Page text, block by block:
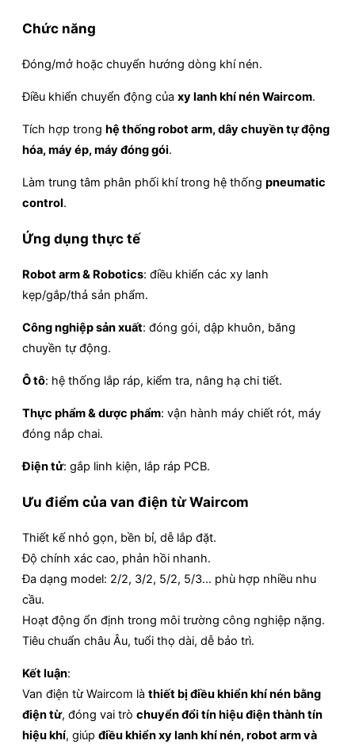
Chức năng
Đóng/mở hoặc chuyển hướng dòng khí nén.
Điều khiển chuyển động của xy lanh khí nén Waircom.
Tích hợp trong hệ thống robot arm, dây chuyền tự động
hóa, máy ép, máy đóng gói.
Làm trung tâm phân phối khí trong hệ thống pneumatic
control.
Ứng dụng thực tế
Robot arm & Robotics: điều khiển các xy lanh
kẹp/gắp/thả sản phẩm.
Công nghiệp sản xuất: đóng gói, dập khuôn, băng
chuyền tự động.
Ô tô: hệ thống lắp ráp, kiểm tra, nâng hạ chi tiết.
Thực phẩm & dược phẩm: vận hành máy chiết rót, máy
đóng nắp chai.
Điện tử: gắp linh kiện, lắp ráp PCB.
Ưu điểm của van điện từ Waircom
Thiết kế nhỏ gọn, bền bỉ, dễ lắp đặt.
Độ chính xác cao, phản hồi nhanh.
Đa dạng model: 2/2, 3/2, 5/2, 5/3… phù hợp nhiều nhu
cầu.
Hoạt động ổn định trong môi trường công nghiệp nặng.
Tiêu chuẩn châu Âu, tuổi thọ dài, dễ bảo trì.
Kết luận:
Van điện từ Waircom là thiết bị điều khiển khí nén bằng
điện từ, đóng vai trò chuyển đổi tín hiệu điện thành tín
hiệu khí, giúp điều khiển xy lanh khí nén, robot arm và